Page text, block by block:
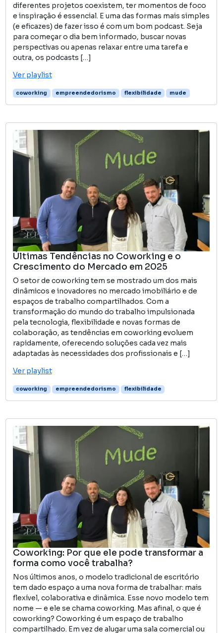
diferentes projetos coexistem, ter momentos de foco
e inspiração é essencial. E uma das formas mais simples
(e eficazes) de fazer isso é com um bom podcast. Seja
para começar o dia bem informado, buscar novas
perspectivas ou apenas relaxar entre uma tarefa e
outra, os podcasts […]
Ver playlist
coworking empreendedorismo flexibilidade mude
Últimas Tendências no Coworking e o
Crescimento do Mercado em 2025
O setor de coworking tem se mostrado um dos mais
dinâmicos e inovadores no mercado imobiliário e de
espaços de trabalho compartilhados. Com a
transformação do mundo do trabalho impulsionada
pela tecnologia, flexibilidade e novas formas de
colaboração, as tendências em coworking evoluem
rapidamente, oferecendo soluções cada vez mais
adaptadas às necessidades dos profissionais e […]
Ver playlist
coworking empreendedorismo flexibilidade
Coworking: Por que ele pode transformar a
forma como você trabalha?
Nos últimos anos, o modelo tradicional de escritório
tem dado espaço a uma nova forma de trabalhar: mais
flexível, colaborativa e dinâmica. Esse novo modelo tem
nome — e ele se chama coworking. Mas afinal, o que é
coworking? Coworking é um espaço de trabalho
compartilhado. Em vez de alugar uma sala comercial ou